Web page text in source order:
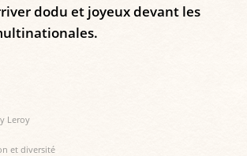
dodu et joyeux devant les
Leroy
et diversité